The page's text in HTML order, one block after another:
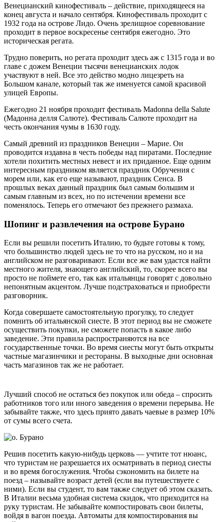
Венецианский кинофестиваль – действие, приходящееся на
конец августа и начало сентября. Кинофестиваль проходит с
1932 года на острове Лидо. Очень зрелищное соревнование
проходит в первое воскресенье сентября ежегодно. Это
историческая регата.
Трудно поверить, но регата проходит здесь аж с 1315 года и во
главе с дожем Венеции тысячи венецианских лодок
участвуют в ней. Все это действо модно лицезреть на
Большом канале, который так же именуется самой красивой
улицей Европы.
Ежегодно 21 ноября проходит фестиваль Madonna della Salute
(Мадонна делля Салюте). Фестиваль Салюте проходит на
честь окончания чумы в 1630 году.
Самый древний из праздников Венеции – Марие. Он
проводится издавна в честь победы над пиратами. Последние
хотели похитить местных невест и их приданное. Еще одним
интересным праздником является праздник Обручения с
морем или, как его еще называют, праздник Сенса. В
прошлых веках данный праздник был самым большим и
самым главным из всех, но по истечении времени все
поменялось. Теперь его отмечают без прежнего размаха.
Шопинг и развлечения на острове Бурано
Если вы решили посетить Италию, то будьте готовы к тому,
что большинство людей здесь не то что на русском, но и на
английском не разговаривают. Если все же вам удастся найти
местного жителя, знающего английский, то, скорее всего вы
просто не поймете его, так как итальянцы говорят с довольно
непонятным акцентом. Лучше подстраховаться и приобрести
разговорник.
Когда совершаете самостоятельную прогулку, то следует
помнить об итальянской сиесте. В этот период вы не сможете
осуществить покупки, не сможете попасть в какое либо
заведение. Эти правила распространяются на все
государственные точки. Во время сиесты могут быть открыты
частные магазинчики и рестораны. В выходные дни основная
часть магазинов так же не работает.
Лучший способ не остаться без покупок или обеда – спросить
работников того или иного заведения о времени перерыва. Не
забывайте также, что здесь приято давать чаевые в размер 10%
от сумы всего счета.
Решив посетить какую-нибудь церковь — учтите тот нюанс,
что туристам не разрешается их осматривать в период сиесты
и во время богослужения. Чтобы сэкономить на билете на
поезд – называйте возраст детей (если вы путешествуете с
ними). Если вы студент, то вам также следует об этом сказать.
В Италии весьма удобная система скидок, что приходится на
руку туристам. Не забывайте компостировать свои билеты,
войдя в вагон поезда. Автоматы для компостирования вы